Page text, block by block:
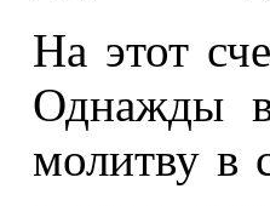
На этот
Однажды
молитву в